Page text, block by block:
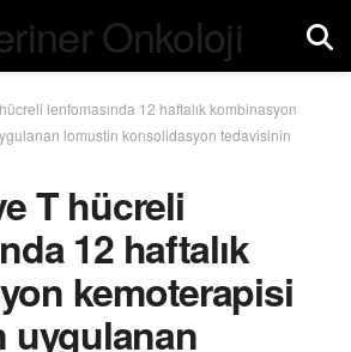
lenfomasında 12 haftalık kombinasyon
lomustin konsolidasyon tedavisinin
T hücreli
12 haftalık
kemoterapisi
uygulanan